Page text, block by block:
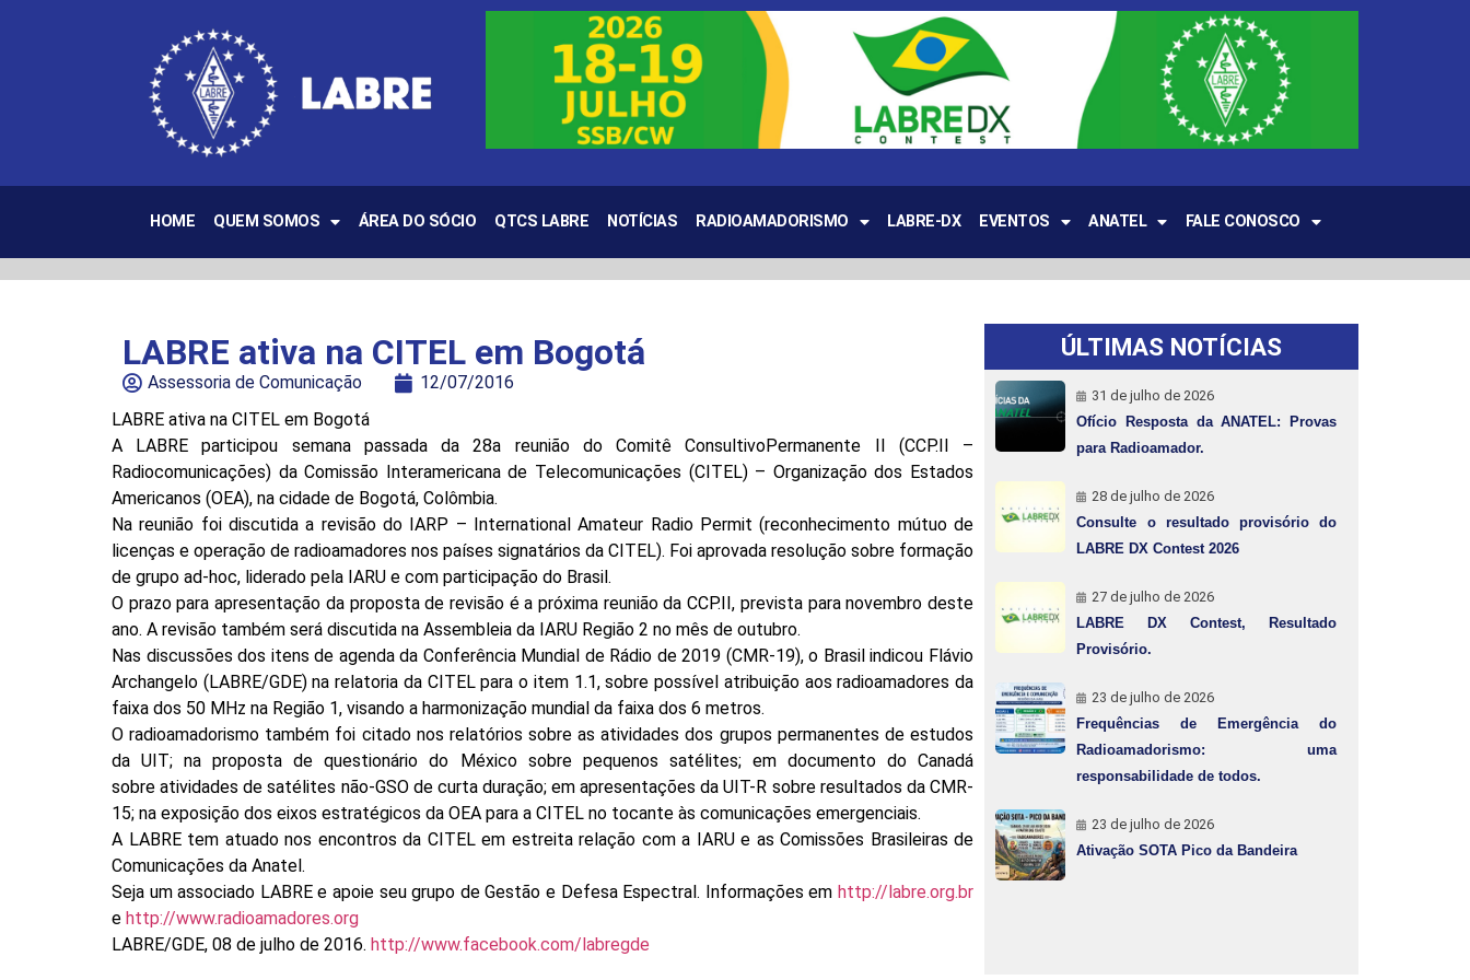
HOME QUEM SOMOS ÁREA DO SÓCIO QTCS LABRE NOTÍCIAS RADIOAMADORISMO LABRE-DX EVENTOS ANATEL FALE CONOSCO
LABRE ativa na CITEL em Bogotá
Assessoria de Comunicação
12/07/2016
LABRE ativa na CITEL em Bogotá
A LABRE participou semana passada da 28a reunião do Comitê ConsultivoPermanente II (CCP.II –
Radiocomunicações) da Comissão Interamericana de Telecomunicações (CITEL) – Organização dos Estados
Americanos (OEA), na cidade de Bogotá, Colômbia.
Na reunião foi discutida a revisão do IARP – International Amateur Radio Permit (reconhecimento mútuo de
licenças e operação de radioamadores nos países signatários da CITEL). Foi aprovada resolução sobre formação
de grupo ad-hoc, liderado pela IARU e com participação do Brasil.
O prazo para apresentação da proposta de revisão é a próxima reunião da CCP.II, prevista para novembro deste
ano. A revisão também será discutida na Assembleia da IARU Região 2 no mês de outubro.
Nas discussões dos itens de agenda da Conferência Mundial de Rádio de 2019 (CMR-19), o Brasil indicou Flávio
Archangelo (LABRE/GDE) na relatoria da CITEL para o item 1.1, sobre possível atribuição aos radioamadores da
faixa dos 50 MHz na Região 1, visando a harmonização mundial da faixa dos 6 metros.
O radioamadorismo também foi citado nos relatórios sobre as atividades dos grupos permanentes de estudos
da UIT; na proposta de questionário do México sobre pequenos satélites; em documento do Canadá
sobre atividades de satélites não-GSO de curta duração; em apresentações da UIT-R sobre resultados da CMR-
15; na exposição dos eixos estratégicos da OEA para a CITEL no tocante às comunicações emergenciais.
A LABRE tem atuado nos encontros da CITEL em estreita relação com a IARU e as Comissões Brasileiras de
Comunicações da Anatel.
Seja um associado LABRE e apoie seu grupo de Gestão e Defesa Espectral. Informações em http://labre.org.br
e http://www.radioamadores.org
LABRE/GDE, 08 de julho de 2016. http://www.facebook.com/labregde
ÚLTIMAS NOTÍCIAS
31 de julho de 2026
Ofício Resposta da ANATEL: Provas
para Radioamador.
28 de julho de 2026
Consulte o resultado provisório do
LABRE DX Contest 2026
27 de julho de 2026
LABRE DX Contest, Resultado
Provisório.
23 de julho de 2026
Frequências de Emergência do
Radioamadorismo: uma
responsabilidade de todos.
23 de julho de 2026
Ativação SOTA Pico da Bandeira